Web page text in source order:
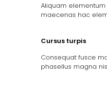
Aliquam
maecenas hac
Cursus turpis
Consequat fusce
phasellus magna